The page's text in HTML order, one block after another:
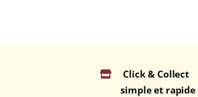
Click & Collect
simple et rapide